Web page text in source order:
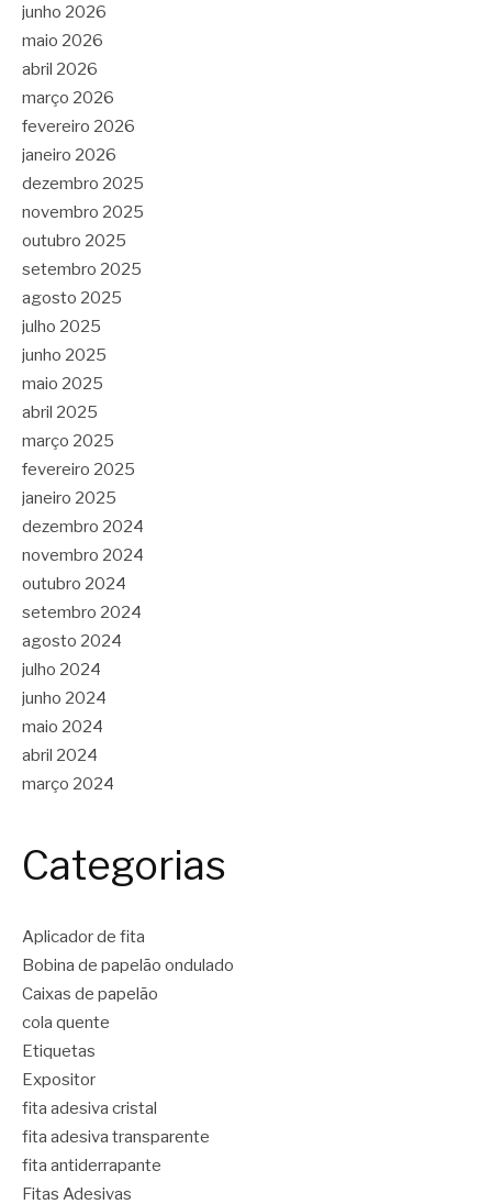
junho 2026
maio 2026
abril 2026
março 2026
fevereiro 2026
janeiro 2026
dezembro 2025
novembro 2025
outubro 2025
setembro 2025
agosto 2025
julho 2025
junho 2025
maio 2025
abril 2025
março 2025
fevereiro 2025
janeiro 2025
dezembro 2024
novembro 2024
outubro 2024
setembro 2024
agosto 2024
julho 2024
junho 2024
maio 2024
abril 2024
março 2024
Categorias
Aplicador de fita
Bobina de papelão ondulado
Caixas de papelão
cola quente
Etiquetas
Expositor
fita adesiva cristal
fita adesiva transparente
fita antiderrapante
Fitas Adesivas